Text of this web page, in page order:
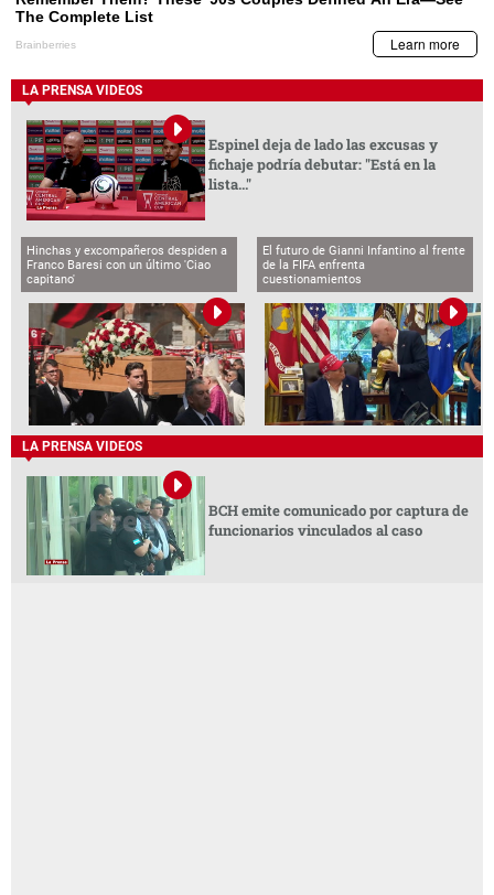
LA PRENSA VIDEOS
Espinel deja de lado las excusas y
fichaje podría debutar: "Está en la
lista..."
Hinchas y excompañeros despiden a
Franco Baresi con un último 'Ciao
capitano'
El futuro de Gianni Infantino al frente
de la FIFA enfrenta
cuestionamientos
LA PRENSA VIDEOS
BCH emite comunicado por captura de
funcionarios vinculados al caso